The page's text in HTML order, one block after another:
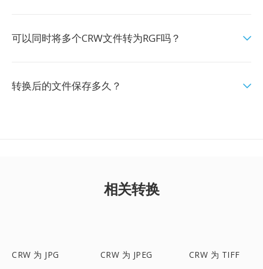
可以同时将多个CRW文件转为RGF吗？
转换后的文件保存多久？
相关转换
CRW 为 JPG CRW 为 JPEG CRW 为 TIFF